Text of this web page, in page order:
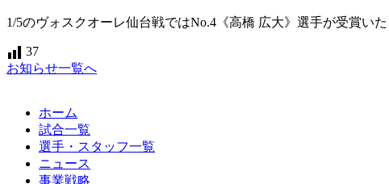
1/5のヴォスクオーレ仙台戦ではNo.4《高橋 広大》選手が受賞いた
37
お知らせ一覧へ
ホーム
試合一覧
選手・スタッフ一覧
ニュース
事業戦略